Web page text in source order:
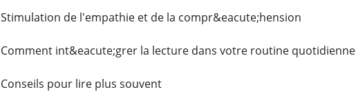
Stimulation de l'empathie et de la compr&eacute;hension
Comment int&eacute;grer la lecture dans votre routine quotidienne
Conseils pour lire plus souvent